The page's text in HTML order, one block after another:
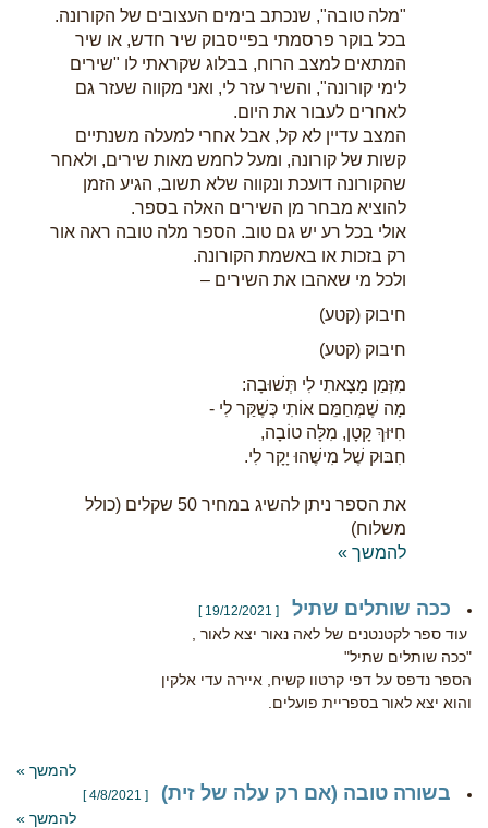
"מלה טובה", שנכתב בימים העצובים של הקורונה.
בכל בוקר פרסמתי בפייסבוק שיר חדש, או שיר
המתאים למצב הרוח, בבלוג שקראתי לו "שירים
לימי קורונה", והשיר עזר לי, ואני מקווה שעזר גם
לאחרים לעבור את היום.
המצב עדיין לא קל, אבל אחרי למעלה משנתיים
קשות של קורונה, ומעל לחמש מאות שירים, ולאחר
שהקורונה דועכת ונקווה שלא תשוב, הגיע הזמן
להוציא מבחר מן השירים האלה בספר.
אולי בכל רע יש גם טוב. הספר מלה טובה ראה אור
רק בזכות או באשמת הקורונה.
ולכל מי שאהבו את השירים –
חיבוק (קטע)
חיבוק (קטע)
מִזְּמַן מָצָאתִי לִי תְּשׁוּבָה:
מָה שֶׁמְּחַמֵּם אוֹתִי כְּשֶׁקַּר לִי -
חִיּוּךְ קָטָן, מִלָּה טוֹבָה,
חִבּוּק שֶׁל מִישֶׁהוּ יָקָר לִי.
את הספר ניתן להשיג במחיר 50 שקלים (כולל
משלוח)
להמשך »
ככה שותלים שתיל [ 19/12/2021 ]
עוד ספר לקטנטנים של לאה נאור יצא לאור ,
"ככה שותלים שתיל"
הספר נדפס על דפי קרטוו קשיח, איירה עדי אלקין
והוא יצא לאור בספריית פועלים.
להמשך »
בשורה טובה (אם רק עלה של זית) [ 4/8/2021 ]
להמשך »